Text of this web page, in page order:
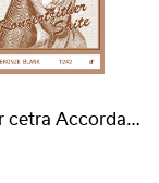
Corde per cetra Accordatura Bavarese